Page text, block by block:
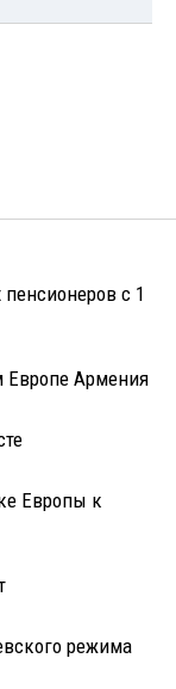
с 1
Европе Армения
Европы к
режима